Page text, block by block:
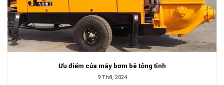
Ưu điểm của máy bơm bê tông tĩnh
9 Th8, 2024